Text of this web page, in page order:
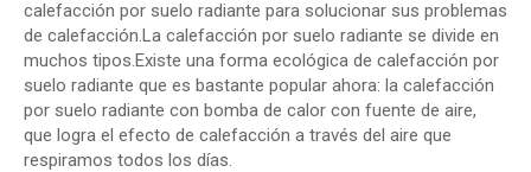
calefacción por suelo radiante para solucionar sus problemas
de calefacción.La calefacción por suelo radiante se divide en
muchos tipos.Existe una forma ecológica de calefacción por
suelo radiante que es bastante popular ahora: la calefacción
por suelo radiante con bomba de calor con fuente de aire,
que logra el efecto de calefacción a través del aire que
respiramos todos los días.